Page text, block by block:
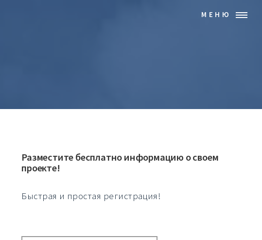
МЕНЮ
Разместите бесплатно информацию о своем
проекте!
Быстрая и простая регистрация!